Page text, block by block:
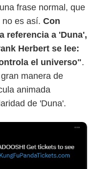
frase normal, que
no es así. Con
referencia a 'Duna',
Herbert se lee:
el universo".
manera de
animada
de 'Duna'.